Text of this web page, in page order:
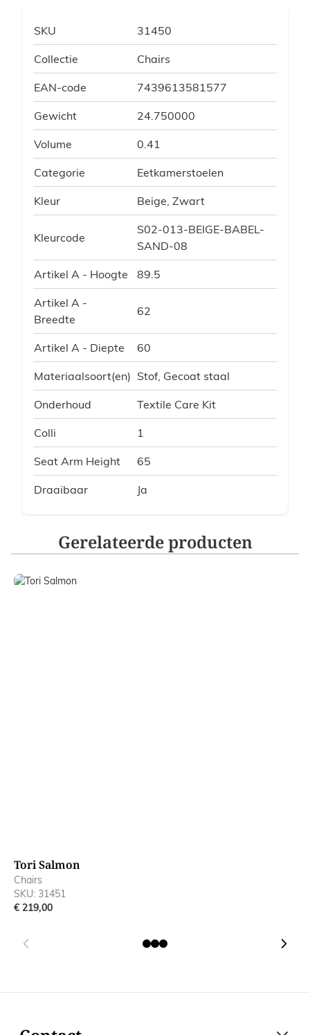
SKU 31450
Collectie Chairs
EAN-code 7439613581577
Gewicht 24.750000
Volume 0.41
Categorie Eetkamerstoelen
Kleur Beige, Zwart
Kleurcode
S02-013-BEIGE-BABEL-
SAND-08
Artikel A - Hoogte 89.5
Artikel A -
Breedte
62
Artikel A - Diepte 60
Materiaalsoort(en) Stof, Gecoat staal
Onderhoud Textile Care Kit
Colli 1
Seat Arm Height 65
Draaibaar Ja
Gerelateerde producten
Navigating through the elements of the carousel is
Press to skip carousel
Press to go to carousel navigation
Tori Salmon
Chairs
SKU: 31451
€ 219,00